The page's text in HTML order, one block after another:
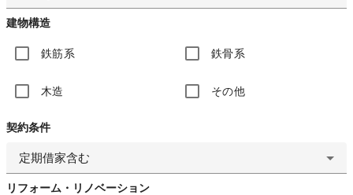
建物構造
鉄筋系 鉄骨系
木造 その他
契約条件
定期借家含む
リフォーム・リノベーション